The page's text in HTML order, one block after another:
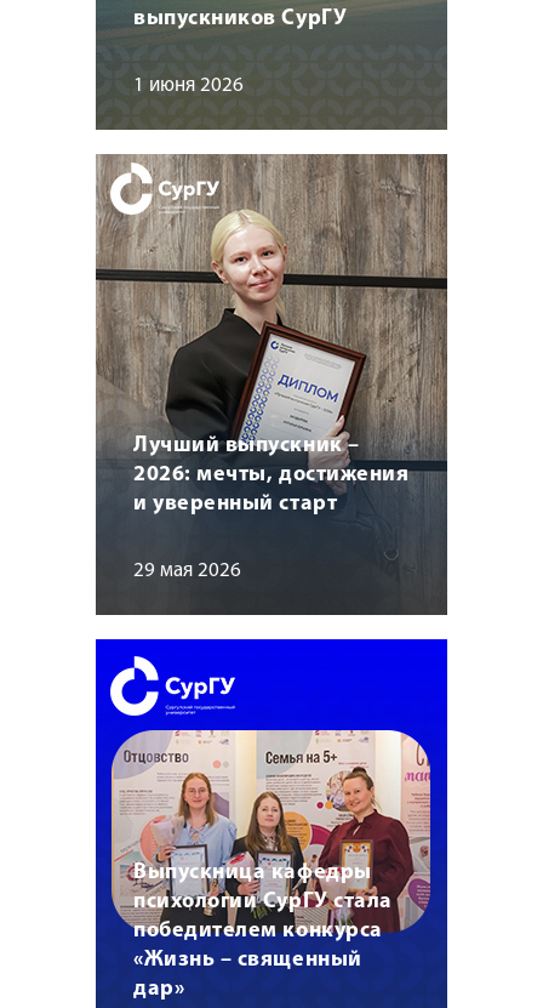
выпускников СурГУ
1 июня 2026
Лучший выпускник –
2026: мечты, достижения
и уверенный старт
29 мая 2026
Выпускница кафедры
психологии СурГУ стала
победителем конкурса
«Жизнь – священный
дар»